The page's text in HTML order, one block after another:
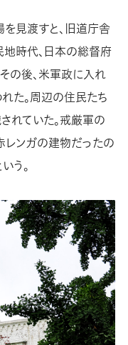
見渡すと、旧道庁舎
時代、日本の総督府
の後、米軍政に入れ
た。周辺の住民たち
れていた。戒厳軍の
レンガの建物だったの
う。